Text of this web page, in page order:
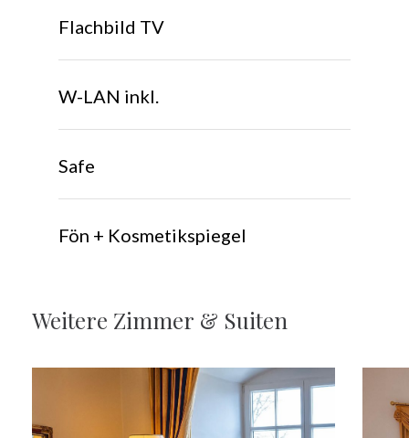
Flachbild TV
W-LAN inkl.
Safe
Fön + Kosmetikspiegel
Weitere Zimmer & Suiten